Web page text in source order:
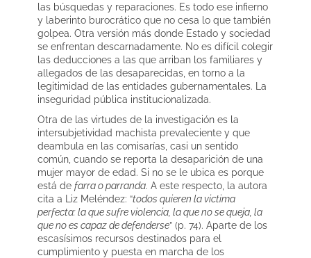
las búsquedas y reparaciones. Es todo ese infierno
y laberinto burocrático que no cesa lo que también
golpea. Otra versión más donde Estado y sociedad
se enfrentan descarnadamente. No es difícil colegir
las deducciones a las que arriban los familiares y
allegados de las desaparecidas, en torno a la
legitimidad de las entidades gubernamentales. La
inseguridad pública institucionalizada.
Otra de las virtudes de la investigación es la
intersubjetividad machista prevaleciente y que
deambula en las comisarías, casi un sentido
común, cuando se reporta la desaparición de una
mujer mayor de edad. Si no se le ubica es porque
está de farra o parranda. A este respecto, la autora
cita a Liz Meléndez: “todos quieren la victima
perfecta: la que sufre violencia, la que no se queja, la
que no es capaz de defenderse” (p. 74). Aparte de los
escasísimos recursos destinados para el
cumplimiento y puesta en marcha de los